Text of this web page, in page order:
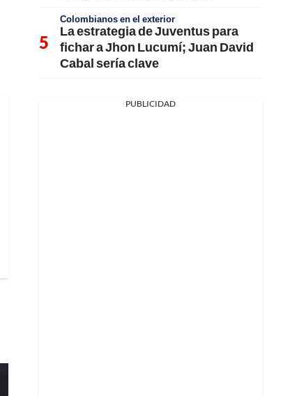
Colombianos en el exterior
La estrategia de Juventus para
fichar a Jhon Lucumí; Juan David
Cabal sería clave
PUBLICIDAD